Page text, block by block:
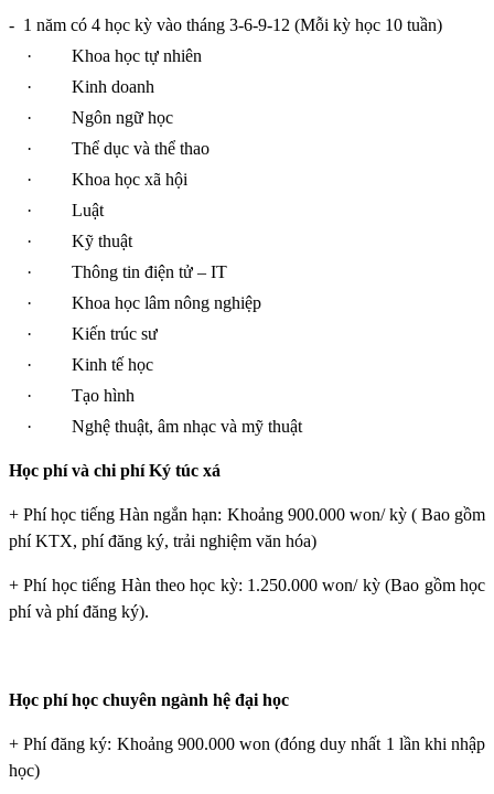
- 1 năm có 4 học kỳ vào tháng 3-6-9-12 (Mỗi kỳ học 10 tuần)
·
Khoa học tự nhiên
·
Kinh doanh
·
Ngôn ngữ học
·
Thể dục và thể thao
·
Khoa học xã hội
·
Luật
·
Kỹ thuật
·
Thông tin điện tử – IT
·
Khoa học lâm nông nghiệp
·
Kiến trúc sư
·
Kinh tế học
·
Tạo hình
·
Nghệ thuật, âm nhạc và mỹ thuật
Học phí và chi phí Ký túc xá
+ Phí học tiếng Hàn ngắn hạn: Khoảng 900.000 won/ kỳ ( Bao gồm
phí KTX, phí đăng ký, trải nghiệm văn hóa)
+ Phí học tiếng Hàn theo học kỳ: 1.250.000 won/ kỳ (Bao gồm học
phí và phí đăng ký).
Học phí học chuyên ngành hệ đại học
+ Phí đăng ký: Khoảng 900.000 won (đóng duy nhất 1 lần khi nhập
học)